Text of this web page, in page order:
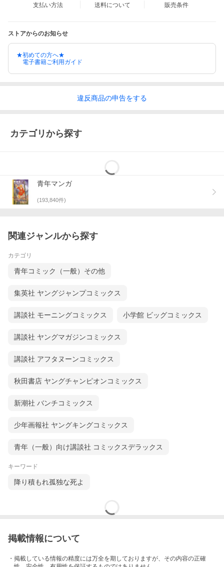
支払い方法 送料について 販売条件
ストアからのお知らせ
★初めての方へ★
電子書籍ご利用ガイド
違反商品の申告をする
カテゴリから探す
青年マンガ
(193,840件)
関連ジャンルから探す
カテゴリ
青年コミック（一般）その他
集英社 ヤングジャンプコミックス
講談社 モーニングコミックス 小学館 ビッグコミックス
講談社 ヤングマガジンコミックス
講談社 アフタヌーンコミックス
秋田書店 ヤングチャンピオンコミックス
新潮社 バンチコミックス
少年画報社 ヤングキングコミックス
青年（一般）向け講談社 コミックスデラックス
キーワード
降り積もれ孤独な死よ
掲載情報について
・掲載している情報の精度には万全を期しておりますが、その内容の正確